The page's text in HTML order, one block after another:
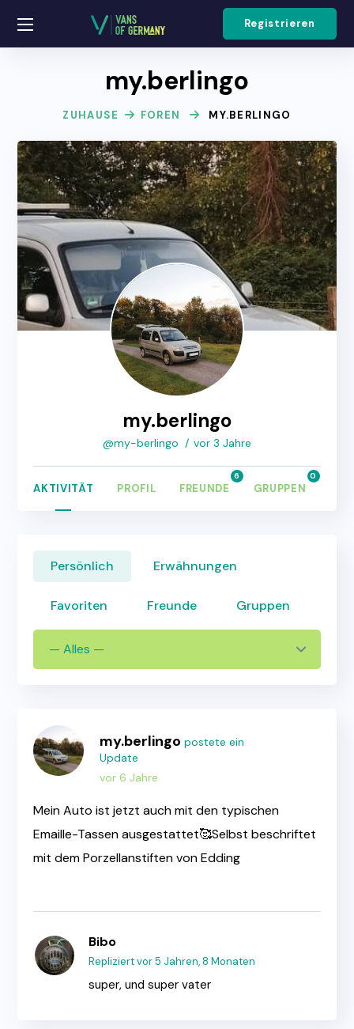
Registrieren
my.berlingo
ZUHAUSE FOREN MY.BERLINGO
my.berlingo
@my-berlingo vor 3 Jahre
AKTIVITÄT PROFIL FREUNDE
6
GRUPPEN
0
Persönlich Erwähnungen
Favoriten Freunde Gruppen
my.berlingo postete ein
Update
vor 6 Jahre
Mein Auto ist jetzt auch mit den typischen
Emaille-Tassen ausgestattet🥰Selbst beschriftet
mit dem Porzellanstiften von Edding
Bibo
Repliziert vor 5 Jahren, 8 Monaten
super, und super vater